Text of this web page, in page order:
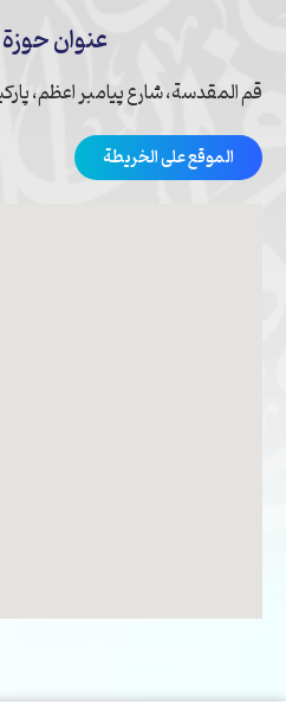
عنوان حوزة
قم المقدسة، شارع پیامبر اعظم،
الموقع على الخريطة